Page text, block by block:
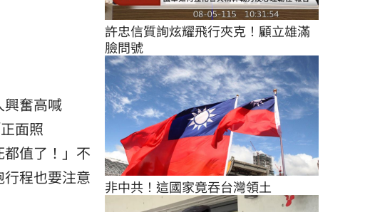
興奮高喊
面照
值了！」不
程也要注意
許忠信質詢炫耀飛行夾克！顧立雄滿
臉問號
非中共！這國家竟吞台灣領土